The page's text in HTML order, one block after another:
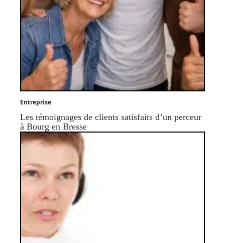
Entreprise
Les témoignages de clients satisfaits d’un perceur
à Bourg en Bresse